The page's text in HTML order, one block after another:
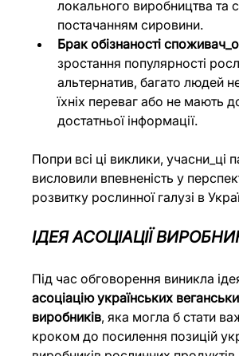
локального виробництва та
постачанням сировини.
Брак обізнаності
зростання популярності
альтернатив, багато людей
їхніх переваг або не мають
достатньої інформації.
Попри всі ці виклики, учасни_ці
висловили впевненість у
розвитку рослинної галузі в
ІДЕЯ АСОЦІАЦІЇ
Під час обговорення виникла
асоціацію українських
виробників, яка могла б стати
кроком до посилення позицій